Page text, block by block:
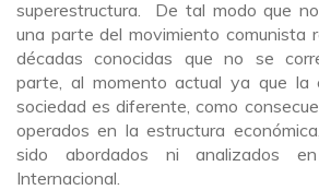
superestructura. De tal modo que
una parte del movimiento comunista
décadas conocidas que no se
parte, al momento actual ya que la
sociedad es diferente, como
operados en la estructura
sido abordados ni analizados
Internacional.